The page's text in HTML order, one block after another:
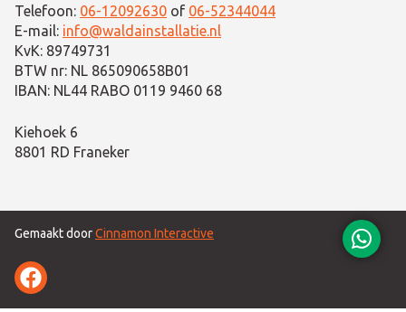
Telefoon: 06-12092630 of 06-52344044
E-mail: info@waldainstallatie.nl
KvK: 89749731
BTW nr: NL 865090658B01
IBAN: NL44 RABO 0119 9460 68
Kiehoek 6
8801 RD Franeker
Gemaakt doorCinnamon Interactive